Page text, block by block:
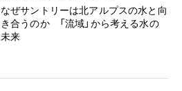
なぜサントリーは北アルプスの水と向
き合うのか 「流域」から考える水の
未来